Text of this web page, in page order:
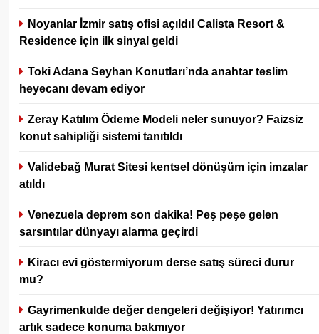
Noyanlar İzmir satış ofisi açıldı! Calista Resort &
Residence için ilk sinyal geldi
Toki Adana Seyhan Konutları’nda anahtar teslim
heyecanı devam ediyor
Zeray Katılım Ödeme Modeli neler sunuyor? Faizsiz
konut sahipliği sistemi tanıtıldı
Validebağ Murat Sitesi kentsel dönüşüm için imzalar
atıldı
Venezuela deprem son dakika! Peş peşe gelen
sarsıntılar dünyayı alarma geçirdi
Kiracı evi göstermiyorum derse satış süreci durur
mu?
Gayrimenkulde değer dengeleri değişiyor! Yatırımcı
artık sadece konuma bakmıyor